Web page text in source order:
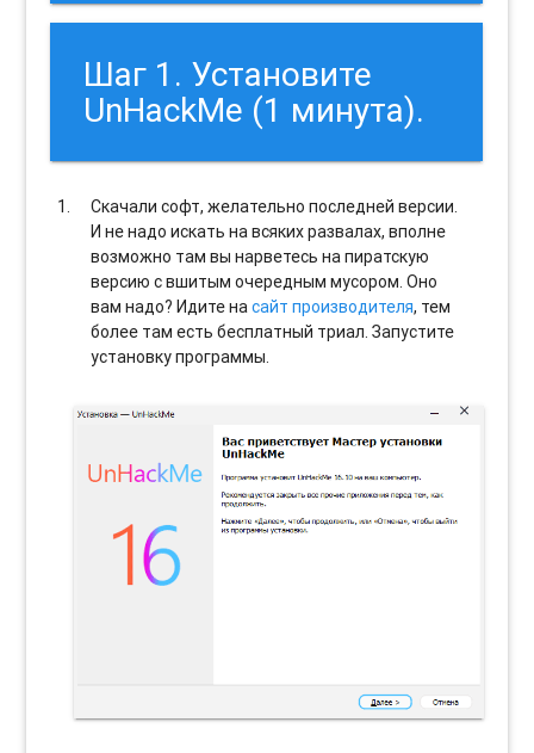
Шаг 1. Установите
UnHackMe (1 минута).
Скачали софт, желательно последней версии.
И не надо искать на всяких развалах, вполне
возможно там вы нарветесь на пиратскую
версию с вшитым очередным мусором. Оно
вам надо? Идите насайт производителя, тем
более там есть бесплатный триал. Запустите
установку программы.